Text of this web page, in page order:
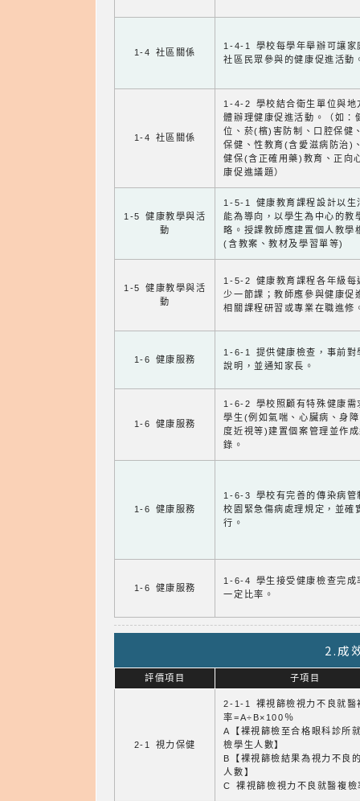
1-4 社區關係
1-4-1 學校每學年舉辦可讓家
社區民眾參與的健康促進活動
1-4 社區關係
1-4-2 學校結合衛生單位與地
體辦理健康促進活動。（如：
位、菸(檳)害防制、口腔保健
保健、性教育(含愛滋病防治)
健保(含正確用藥)教育、正向
康促進議題）
1-5 健康教學與活
動
1-5-1 健康教育課程設計以生
能為導向，以學生為中心的教
略。授課教師應建置個人教學
(含教案、教材及學習單等)
1-5 健康教學與活
動
1-5-2 健康教育課程各年級每
少一節課；教師應參與健康促
相關課程研習或專業在職進修
1-6 健康服務
1-6-1 提供健康檢查，事前對
說明，並通知家長。
1-6 健康服務
1-6-2 學校照顧有特殊健康需
學生(例如氣喘、心臟病、身
度近視等)建置個案管理並作
錄。
1-6 健康服務
1-6-3 學校有完善的傳染病管
校園緊急傷病處理規定，並確
行。
1-6 健康服務
1-6-4 學生接受健康檢查完成
一定比率。
2.成
評價項目 子項目
2-1 視力保健
2-1-1 裸視篩檢視力不良就醫
率=A÷B×100％
A【裸視篩檢至合格眼科診所
檢學生人數】
B【裸視篩檢結果為視力不良
人數】
C 裸視篩檢視力不良就醫複檢